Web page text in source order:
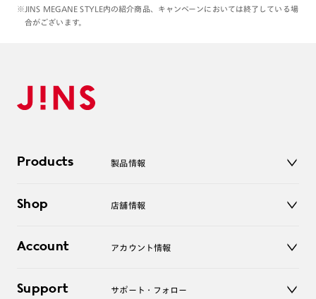
※JINS MEGANE STYLE内の紹介商品、キャンペーンにおいては終了している場
合がございます。
Products 製品情報
サングラス
コンタクトレンズ
アクセサリー
Shop 店舗情報
オンラインショップ
Account アカウント情報
ログアウト
Support サポート・フォロー